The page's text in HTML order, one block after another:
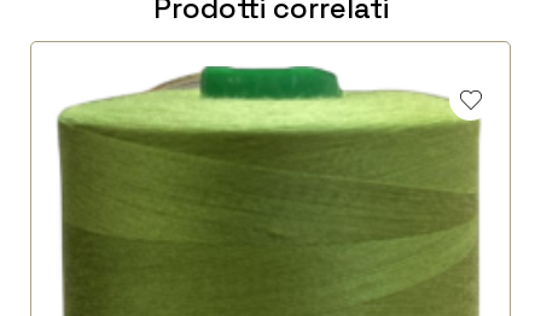
Prodotti correlati